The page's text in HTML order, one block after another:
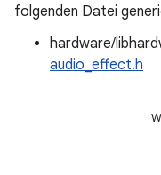
folgenden Datei
hardware/
audio_effect.h